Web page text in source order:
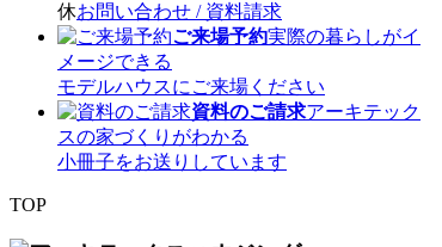
休お問い合わせ / 資料請求
ご来場予約実際の暮らしがイ
メージできる
モデルハウスにご来場ください
資料のご請求アーキテック
スの家づくりがわかる
小冊子をお送りしています
TOP